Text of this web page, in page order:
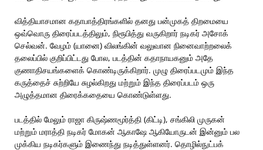
வித்தியாசமான கதாபாத்திரங்களில் தனது பன்முகத் திறமையை
ஒவ்வொரு திரைப்படத்திலும், நிரூபித்து வருகிறார் நடிகர் அசோக்
செல்வன். வேழம் (யானை) விலங்கின் வலுவான நினைவாற்றலைக்
தலைப்பில் குறிப்பிட்டது போல, படத்தின் கதாநாயகனும் அதே
குணாதிசயங்களைக் கொண்டிருக்கிறார். முழு திரைப்படமும் இந்த
கருத்தைச் சுற்றியே சுழல்கிறது மற்றும் இந்த திரைப்படம் ஒரு
அழுத்தமான திரைக்கதையை கொண்டுள்ளது.
படத்தில் மேலும் ராஜா கிருஷ்ணமூர்த்தி (கிட்டி), சங்கிலி முருகன்
மற்றும் மராத்தி நடிகர் மோகன் ஆகாஷே ஆகியோருடன் இன்னும் பல
முக்கிய நடிகர்களும் இணைந்து நடித்துள்ளனர். தொழில்நுட்பக்